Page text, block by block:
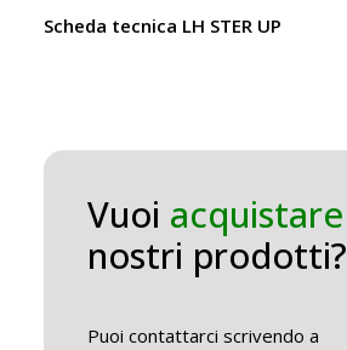
Scheda tecnica LH STER UP
Vuoi acquistare
nostri prodotti?
Puoi contattarci scrivendo a